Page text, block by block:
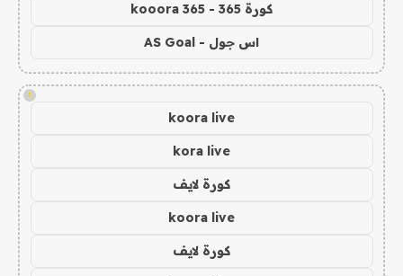
كورة 365 - kooora 365
اس جول - AS Goal
!
koora live
kora live
كورة لايف
koora live
كورة لايف